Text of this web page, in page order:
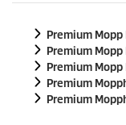
Premium
Premium
Premium
Premium
Premium